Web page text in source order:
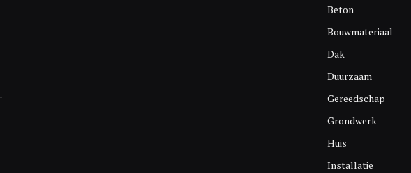
Beton
Bouwmateriaal
Dak
Duurzaam
Gereedschap
Grondwerk
Huis
Installatie